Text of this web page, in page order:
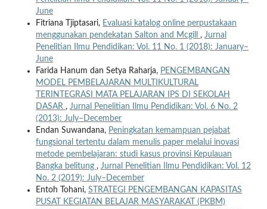
June
Fitriana Tjiptasari, Evaluasi katalog online perpustakaan
menggunakan pendekatan Salton and Mcgill , Jurnal
Penelitian Ilmu Pendidikan: Vol. 11 No. 1 (2018): January–
June
Farida Hanum dan Setya Raharja, PENGEMBANGAN
MODEL PEMBELAJARAN MULTIKULTURAL
TERINTEGRASI MATA PELAJARAN IPS DI SEKOLAH
DASAR , Jurnal Penelitian Ilmu Pendidikan: Vol. 6 No. 2
(2013): July–December
Endan Suwandana, Peningkatan kemampuan pejabat
fungsional tertentu dalam menulis paper melalui inovasi
metode pembelajaran: studi kasus provinsi Kepulauan
Bangka belitung , Jurnal Penelitian Ilmu Pendidikan: Vol. 12
No. 2 (2019): July–December
Entoh Tohani, STRATEGI PENGEMBANGAN KAPASITAS
PUSAT KEGIATAN BELAJAR MASYARAKAT (PKBM)